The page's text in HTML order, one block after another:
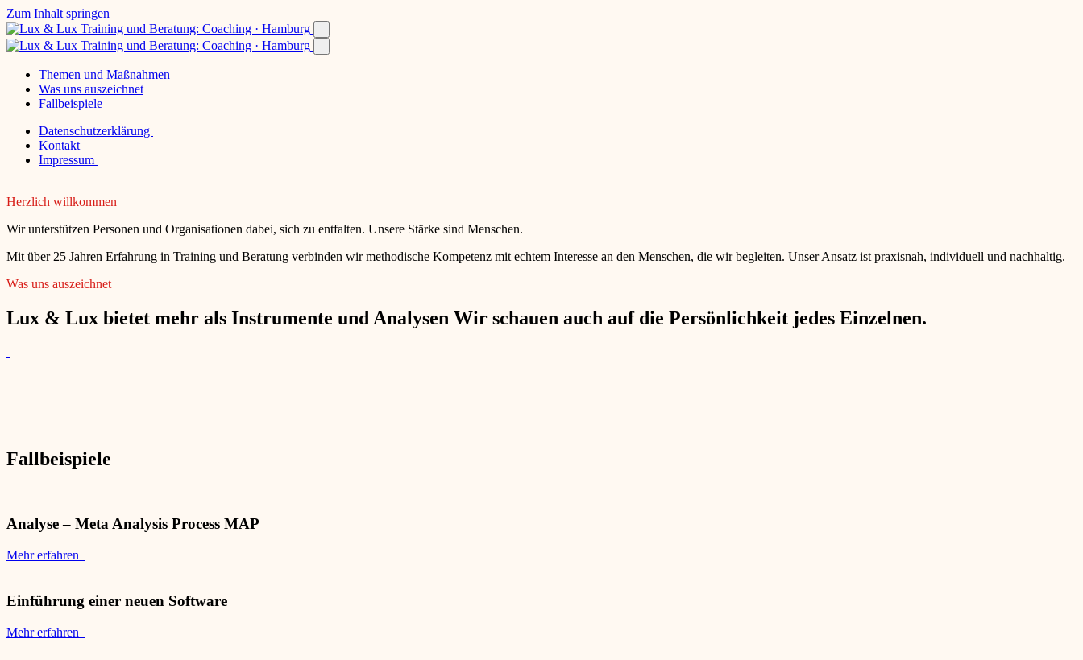
Zum Inhalt springen
Themen und Maßnahmen
Was uns auszeichnet
Fallbeispiele
Datenschutzerklärung
Kontakt
Impressum
Herzlich willkommen
Wir unterstützen Personen und Organisationen dabei, sich zu entfalten. Unsere Stärke sind Menschen.
Mit über 25 Jahren Erfahrung in Training und Beratung verbinden wir methodische Kompetenz mit echtem Interesse an den Menschen, die wir begleiten. Unser Ansatz ist praxisnah, individuell und nachhaltig.
Was uns auszeichnet
Lux & Lux bietet mehr als Instrumente und Analysen Wir schauen auch auf die Persönlichkeit jedes Einzelnen.
Fallbeispiele
Analyse – Meta Analysis Process MAP
Mehr erfahren
Einführung einer neuen Software
Mehr erfahren